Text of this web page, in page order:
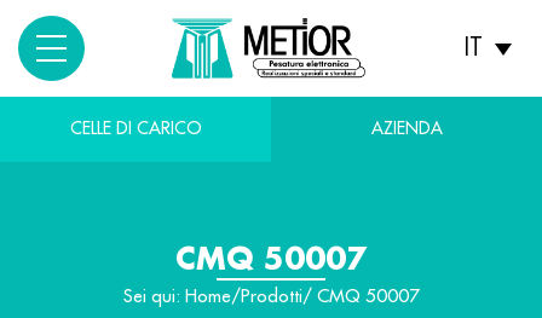
CELLE DI CARICO AZIENDA
CMQ 50007
Sei qui: Home/ Prodotti/ CMQ 50007